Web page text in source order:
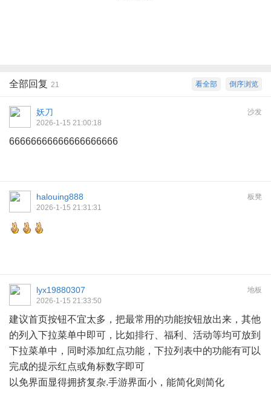
倒序浏览
看全部
全部回复 21
沙发
妖刀
2026-1-15 21:00:18
66666666666666666666
板凳
halouing888
2026-1-15 21:31:31
地板
lyx19880307
2026-1-15 21:33:50
建议首页按钮不宜太多，把最常用的功能按钮放出来，其他
的列入下拉菜单中即可，比如排行、福利、活动等均可放到
下拉菜单中，同时添加红点功能，下拉列表中的功能有可以
完成的提示红点或角标数字即可
以免界面显得拥挤复杂.手游界面小，能简化则简化